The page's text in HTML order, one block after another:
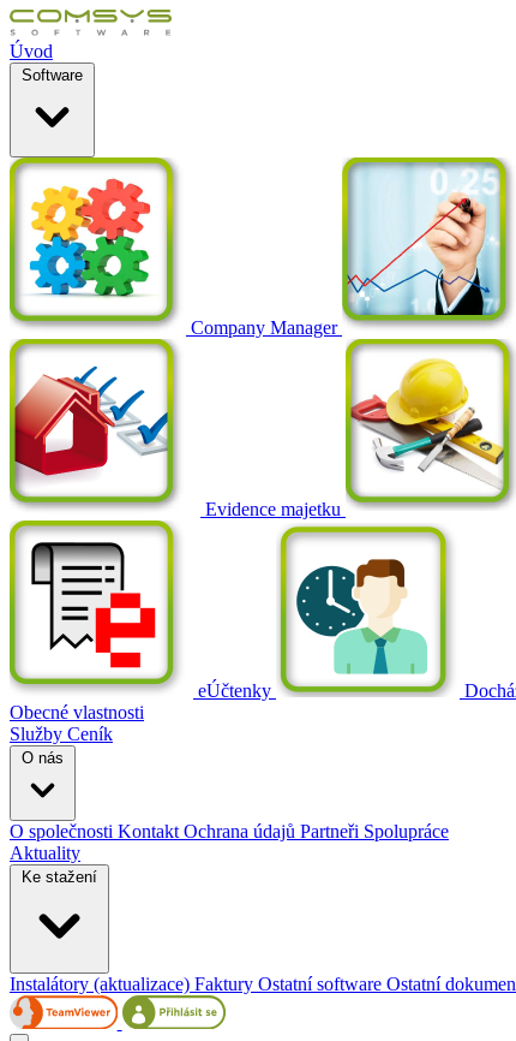
Úvod
Software
Company Manager
Evidence majetku
eÚčtenky
Obecné vlastnosti
Služby Ceník
O nás
O společnosti Kontakt Ochrana údajů Partneři Spolupráce
Aktuality
Ke stažení
Instalátory (aktualizace) Faktury Ostatní software Ostatní